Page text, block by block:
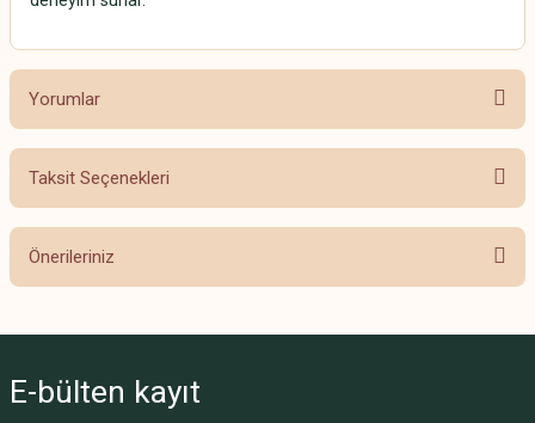
Yorumlar
Taksit Seçenekleri
Önerileriniz
Görüş ve önerileriniz için teşekkür ederiz.
E-bülten kayıt